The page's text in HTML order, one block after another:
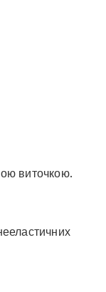
виточкою.